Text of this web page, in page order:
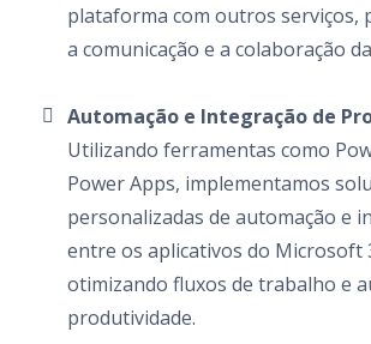
plataforma com outros serviços,
a comunicação e a colaboração
Automação e Integração de
Utilizando ferramentas como
Power Apps, implementamos
personalizadas de automação e
entre os aplicativos do Microsoft
otimizando fluxos de trabalho e
produtividade.